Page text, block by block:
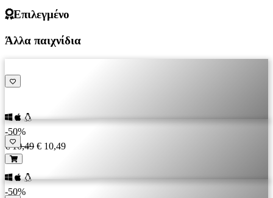
Επιλεγμένο
Άλλα παιχνίδια
-50%
€ 10,49 € 10,49
-50%